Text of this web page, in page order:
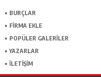
BURÇLAR
FİRMA EKLE
POPÜLER GALERİLER
YAZARLAR
İLETİŞİM